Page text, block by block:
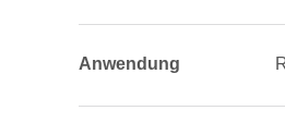
Anwendung